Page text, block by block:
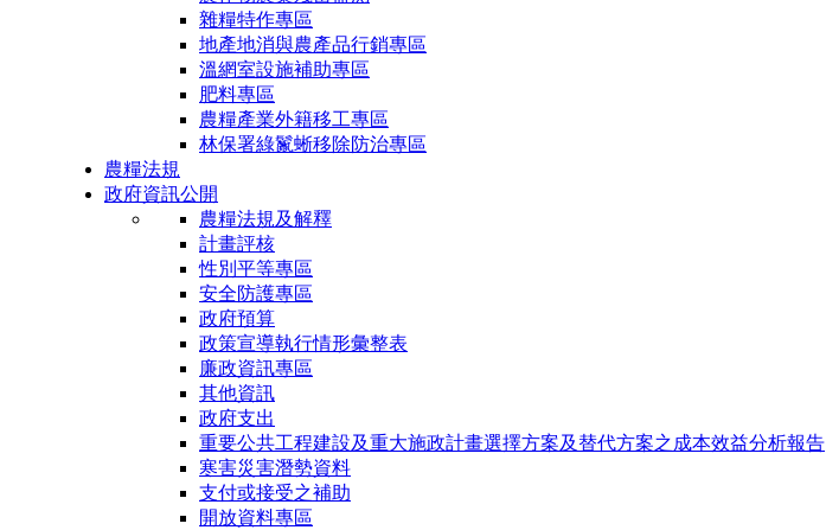
雜糧特作專區
地產地消與農產品行銷專區
溫網室設施補助專區
肥料專區
農糧產業外籍移工專區
林保署綠鬣蜥移除防治專區
農糧法規
政府資訊公開
農糧法規及解釋
計畫評核
性別平等專區
安全防護專區
政府預算
政策宣導執行情形彙整表
廉政資訊專區
其他資訊
政府支出
重要公共工程建設及重大施政計畫選擇方案及替代方案之成本效益分析報告
寒害災害潛勢資料
支付或接受之補助
開放資料專區